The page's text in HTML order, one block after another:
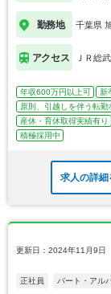
勤務地 千葉県
アクセス ＪＲ総
年収600万円以上可 新
原則、引越しを伴う転勤
産休・育休取得実績有り
積極採用中
求人の詳細
更新日：2024年11月9日
正社員 パート・アル